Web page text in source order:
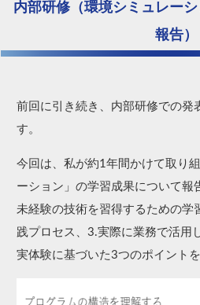
内部研修（環境シミュレー
報告）
前回に​引き​続き、​内部​研修での​発
す。​
今回は、​私が​約1年間かけて​取り​
ーション」の​学習成果に​ついて​報
未経験の​技術を​習得する​ための​学
践プロセス、​​3.実際に​業務で​活用
実体験に​基づいた​3つの​ポイント